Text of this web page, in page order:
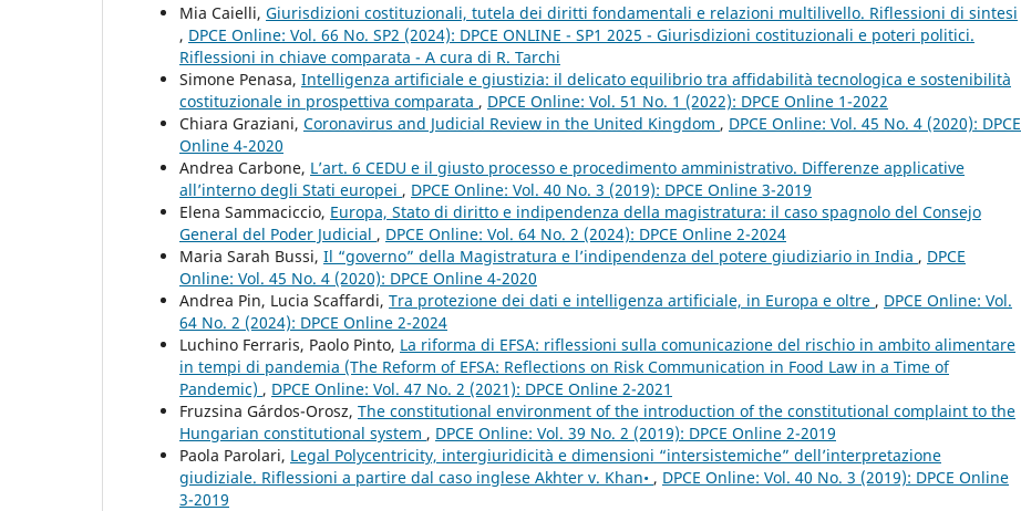
Mia Caielli, Giurisdizioni costituzionali, tutela dei diritti fondamentali e relazioni multilivello. Riflessioni di sintesi
, DPCE Online: Vol. 66 No. SP2 (2024): DPCE ONLINE - SP1 2025 - Giurisdizioni costituzionali e poteri politici.
Riflessioni in chiave comparata - A cura di R. Tarchi
Simone Penasa, Intelligenza artificiale e giustizia: il delicato equilibrio tra affidabilità tecnologica e sostenibilità
costituzionale in prospettiva comparata , DPCE Online: Vol. 51 No. 1 (2022): DPCE Online 1-2022
Chiara Graziani, Coronavirus and Judicial Review in the United Kingdom , DPCE Online: Vol. 45 No. 4 (2020): DPCE
Online 4-2020
Andrea Carbone, L’art. 6 CEDU e il giusto processo e procedimento amministrativo. Differenze applicative
all’interno degli Stati europei , DPCE Online: Vol. 40 No. 3 (2019): DPCE Online 3-2019
Elena Sammaciccio, Europa, Stato di diritto e indipendenza della magistratura: il caso spagnolo del Consejo
General del Poder Judicial , DPCE Online: Vol. 64 No. 2 (2024): DPCE Online 2-2024
Maria Sarah Bussi, Il “governo” della Magistratura e l’indipendenza del potere giudiziario in India , DPCE
Online: Vol. 45 No. 4 (2020): DPCE Online 4-2020
Andrea Pin, Lucia Scaffardi, Tra protezione dei dati e intelligenza artificiale, in Europa e oltre , DPCE Online: Vol.
64 No. 2 (2024): DPCE Online 2-2024
Luchino Ferraris, Paolo Pinto, La riforma di EFSA: riflessioni sulla comunicazione del rischio in ambito alimentare
in tempi di pandemia (The Reform of EFSA: Reflections on Risk Communication in Food Law in a Time of
Pandemic) , DPCE Online: Vol. 47 No. 2 (2021): DPCE Online 2-2021
Fruzsina Gárdos-Orosz, The constitutional environment of the introduction of the constitutional complaint to the
Hungarian constitutional system , DPCE Online: Vol. 39 No. 2 (2019): DPCE Online 2-2019
Paola Parolari, Legal Polycentricity, intergiuridicità e dimensioni “intersistemiche” dell’interpretazione
giudiziale. Riflessioni a partire dal caso inglese Akhter v. Khan• , DPCE Online: Vol. 40 No. 3 (2019): DPCE Online
3-2019